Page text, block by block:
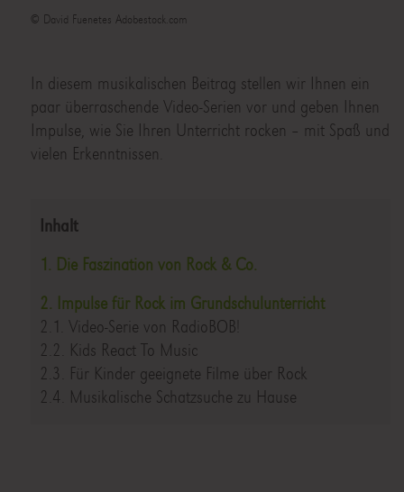
© David Fuenetes Adobestock.com
In diesem musikalischen Beitrag stellen wir Ihnen ein
paar überraschende Video-Serien vor und geben Ihnen
Impulse, wie Sie Ihren Unterricht rocken – mit Spaß und
vielen Erkenntnissen.
Inhalt
1. Die Faszination von Rock & Co.
2. Impulse für Rock im Grundschulunterricht
2.1. Video-Serie von RadioBOB!
2.2. Kids React To Music
2.3. Für Kinder geeignete Filme über Rock
2.4. Musikalische Schatzsuche zu Hause